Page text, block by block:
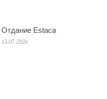
Отдание Estaca
13.07.2026